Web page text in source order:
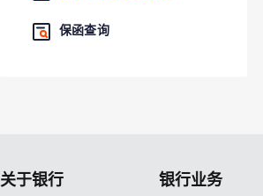
保函查询
关于银行 银行业务